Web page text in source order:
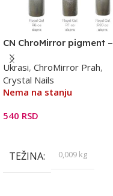
CN ChroMirror pigment –
silver
Ukrasi, ChroMirror Prah,
Crystal Nails
Nema na stanju
540 RSD
TEŽINA 0,009 kg